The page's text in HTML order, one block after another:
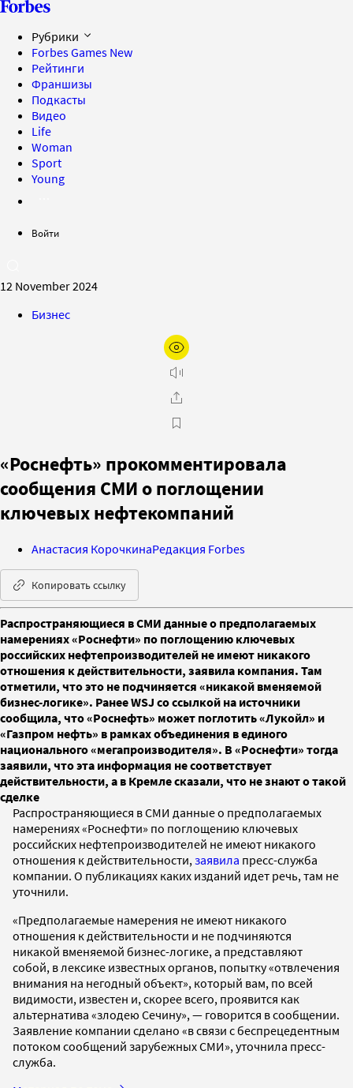
Рубрики
Forbes Games New
Рейтинги
Франшизы
Подкасты
Видео
Life
Woman
Sport
Young
Войти
12 November 2024
Бизнес
«Роснефть» прокомментировала
сообщения СМИ о поглощении
ключевых нефтекомпаний
Анастасия КорочкинаРедакция Forbes
Копировать ссылку
Распространяющиеся в СМИ данные о предполагаемых
намерениях «Роснефти» по поглощению ключевых
российских нефтепроизводителей не имеют никакого
отношения к действительности, заявила компания. Там
отметили, что это не подчиняется «никакой вменяемой
бизнес-логике». Ранее WSJ со ссылкой на источники
сообщила, что «Роснефть» может поглотить «Лукойл» и
«Газпром нефть» в рамках объединения в единого
национального «мегапроизводителя». В «Роснефти» тогда
заявили, что эта информация не соответствует
действительности, а в Кремле сказали, что не знают о такой
сделке
Распространяющиеся в СМИ данные о предполагаемых
намерениях «Роснефти» по поглощению ключевых
российских нефтепроизводителей не имеют никакого
отношения к действительности, заявила пресс-служба
компании. О публикациях каких изданий идет речь, там не
уточнили.
«Предполагаемые намерения не имеют никакого
отношения к действительности и не подчиняются
никакой вменяемой бизнес-логике, а представляют
собой, в лексике известных органов, попытку «отвлечения
внимания на негодный объект», который вам, по всей
видимости, известен и, скорее всего, проявится как
альтернатива «злодею Сечину», — говорится в сообщении.
Заявление компании сделано «в связи с беспрецедентным
потоком сообщений зарубежных СМИ», уточнила пресс-
служба.